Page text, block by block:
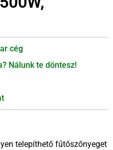
cég
Nálunk te döntesz!
telepíthető fűtőszőnyeget